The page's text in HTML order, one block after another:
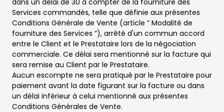
dans un délai de 30 à compter de la fourniture des
Services commandés, telle que définie aux présentes
Conditions Générale de Vente (article “ Modalité de
fourniture des Services ”), arrêté d'un commun accord
entre le Client et le Prestataire lors de la négociation
commerciale. Ce délai sera mentionné sur la facture qui
sera remise au Client par le Prestataire.
Aucun escompte ne sera pratiqué par le Prestataire pour
paiement avant la date figurant sur la facture ou dans
un délai inférieur à celui mentionné aux présentes
Conditions Générales de Vente.